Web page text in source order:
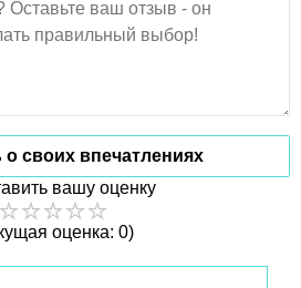
о своих впечатлениях
вашу оценку
оценка: 0)